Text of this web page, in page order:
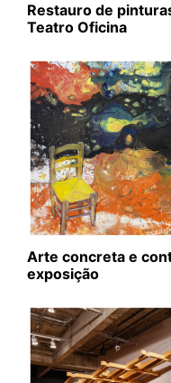
Restauro de
Teatro Oficina
Arte concreta e
exposição